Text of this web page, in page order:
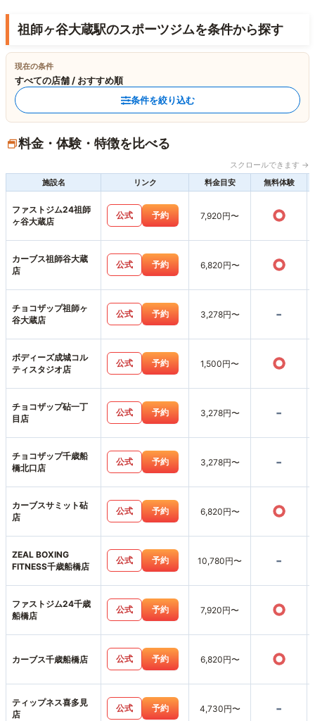
祖師ヶ谷大蔵駅のスポーツジムを条件から探す
現在の条件
すべての店舗 / おすすめ順
条件を絞り込む
料金・体験・特徴を比べる
スクロールできます →
施設名
リンク 料金目安 無料体験
ファストジム24祖師
ヶ谷大蔵店
公式 予約 7,920円〜 ○
カーブス祖師谷大蔵
店
公式 予約 6,820円〜 ○
チョコザップ祖師ヶ
谷大蔵店
公式 予約 3,278円〜 -
ボディーズ成城コル
ティスタジオ店
公式 予約 1,500円〜 ○
チョコザップ砧一丁
目店
公式 予約 3,278円〜 -
チョコザップ千歳船
橋北口店
公式 予約 3,278円〜 -
カーブスサミット砧
店
公式 予約 6,820円〜 ○
ZEAL BOXING
FITNESS千歳船橋店
公式 予約 10,780円〜 -
ファストジム24千歳
船橋店
公式 予約 7,920円〜 ○
カーブス千歳船橋店 公式 予約 6,820円〜 ○
ティップネス喜多見
店
公式 予約 4,730円〜 -